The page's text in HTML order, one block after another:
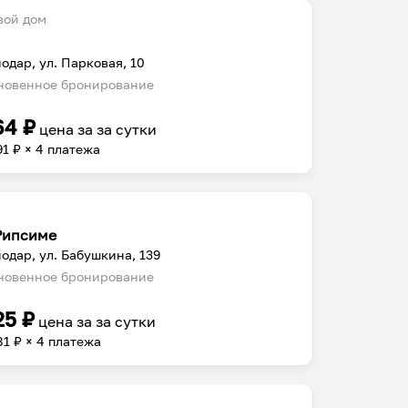
дом
ул. Парковая, 10
бронирование
₽ цена заза сутки
₽ × 4 платежа
ул. Бабушкина, 139
бронирование
₽ цена заза сутки
₽ × 4 платежа